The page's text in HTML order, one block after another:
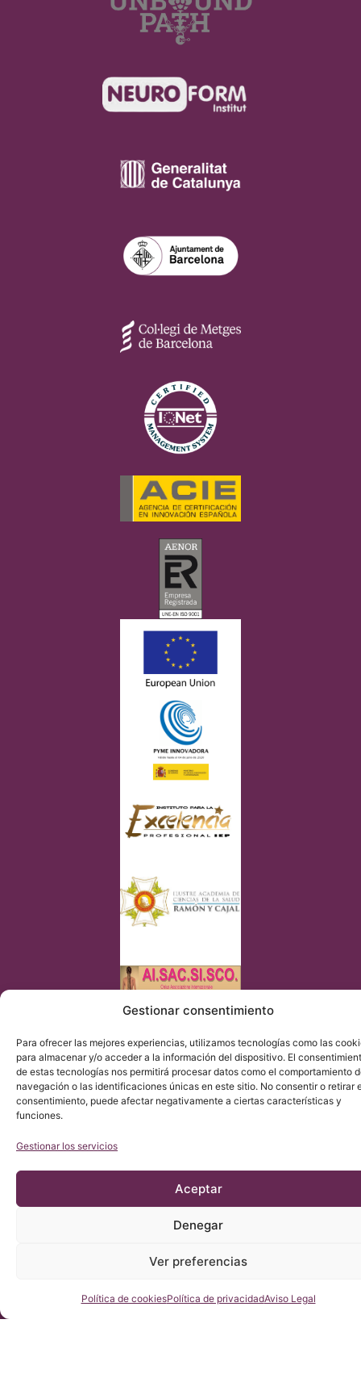
Gestionar consentimiento
Para ofrecer las mejores experiencias, utilizamos tecnologías como las
para almacenar y/o acceder a la información del dispositivo. El
de estas tecnologías nos permitirá procesar datos como el comportamiento
navegación o las identificaciones únicas en este sitio. No consentir o retirar
consentimiento, puede afectar negativamente a ciertas características y
funciones.
Gestionar los servicios
Aceptar
Denegar
Ver preferencias
Política de cookiesPolítica de privacidadAviso Legal
El Institut Chiari & Siringomielia & Escoliosis de Barcelona
(ICSEB) cumple con lo establecido en el Reglamento UE
2016/679 (RGPD).
Consúltenos